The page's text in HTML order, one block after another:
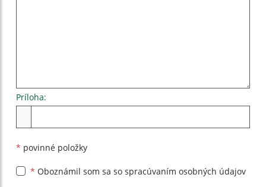
Príloha:
* povinné položky
* Oboznámil som sa so spracúvaním osobných údajov